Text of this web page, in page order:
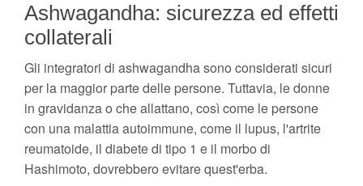
Ashwagandha: sicurezza ed effetti
collaterali
Gli integratori di ashwagandha sono considerati sicuri
per la maggior parte delle persone. Tuttavia, le donne
in gravidanza o che allattano, così come le persone
con una malattia autoimmune, come il lupus, l'artrite
reumatoide, il diabete di tipo 1 e il morbo di
Hashimoto, dovrebbero evitare quest'erba.